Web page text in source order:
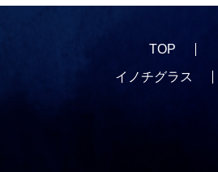
TOP
イノチグラス